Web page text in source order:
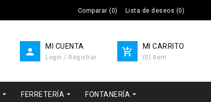
Comparar (0) Lista de deseos (0)

MI CUENTA
Login / Registrar 
MI CARRITO
(0) Item
 FERRETERÍA  FONTANERÍA 